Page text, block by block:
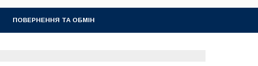
ПОВЕРНЕННЯ ТА ОБМІН